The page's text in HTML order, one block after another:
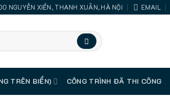
NGUYỄN XIỂN, THANH XUÂN, HÀ NỘI EMAIL
TRÊN BIỂN) CÔNG TRÌNH ĐÃ THI CÔNG